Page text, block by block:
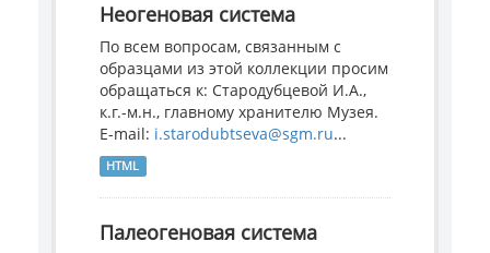
Неогеновая система
По всем вопросам, связанным с
образцами из этой коллекции просим
обращаться к: Стародубцевой И.А.,
к.г.-м.н., главному хранителю Музея.
E-mail: i.starodubtseva@sgm.ru...
HTML
Палеогеновая система